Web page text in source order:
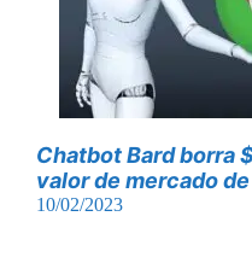
Chatbot Bard borra
valor de mercado
10/02/2023